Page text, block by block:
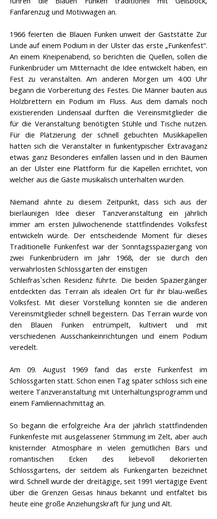
Fanfarenzug und Motivwagen an.
1966 feierten die Blauen Funken unweit der Gaststätte Zur
Linde auf einem Podium in der Ulster das erste „Funkenfest“.
An einem Kneipenabend, so berichten die Quellen, sollen die
Funkenbrüder um Mitternacht die Idee entwickelt haben, ein
Fest zu veranstalten. Am anderen Morgen um 4:00 Uhr
begann die Vorbereitung des Festes. Die Männer bauten aus
Holzbrettern ein Podium im Fluss. Aus dem damals noch
existierenden Lindensaal durften die Vereinsmitglieder die
für die Veranstaltung benötigten Stühle und Tische nutzen.
Für die Platzierung der schnell gebuchten Musikkapellen
hatten sich die Veranstalter in funkentypischer Extravaganz
etwas ganz Besonderes einfallen lassen und in den Bäumen
an der Ulster eine Plattform für die Kapellen errichtet, von
welcher aus die Gäste musikalisch unterhalten wurden.
Niemand ahnte zu diesem Zeitpunkt, dass sich aus der
bierlaunigen Idee dieser Tanzveranstaltung ein jährlich
immer am ersten Juliwochenende stattfindendes Volksfest
entwickeln würde. Der entscheidende Moment für dieses
Traditionelle Funkenfest war der Sonntagsspaziergang von
zwei Funkenbrüdern im Jahr 1968, der sie durch den
verwahrlosten Schlossgarten der einstigen
Schleifras`schen Residenz führte. Die beiden Spaziergänger
entdeckten das Terrain als idealen Ort für ihr blau-weißes
Volksfest. Mit dieser Vorstellung konnten sie die anderen
Vereinsmitglieder schnell begeistern. Das Terrain wurde von
den Blauen Funken entrümpelt, kultiviert und mit
verschiedenen Ausschankeinrichtungen und einem Podium
veredelt.
Am 09. August 1969 fand das erste Funkenfest im
Schlossgarten statt. Schon einen Tag später schloss sich eine
weitere Tanzveranstaltung mit Unterhaltungsprogramm und
einem Familiennachmittag an.
So begann die erfolgreiche Ära der jährlich stattfindenden
Funkenfeste mit ausgelassener Stimmung im Zelt, aber auch
knisternder Atmosphäre in vielen gemütlichen Bars und
romantischen Ecken des liebevoll dekorierten
Schlossgartens, der seitdem als Funkengarten bezeichnet
wird. Schnell wurde der dreitägige, seit 1991 viertägige Event
über die Grenzen Geisas hinaus bekannt und entfaltet bis
heute eine große Anziehungskraft für Jung und Alt.